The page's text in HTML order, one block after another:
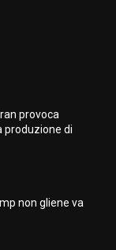
provoca
produzione di
non gliene va